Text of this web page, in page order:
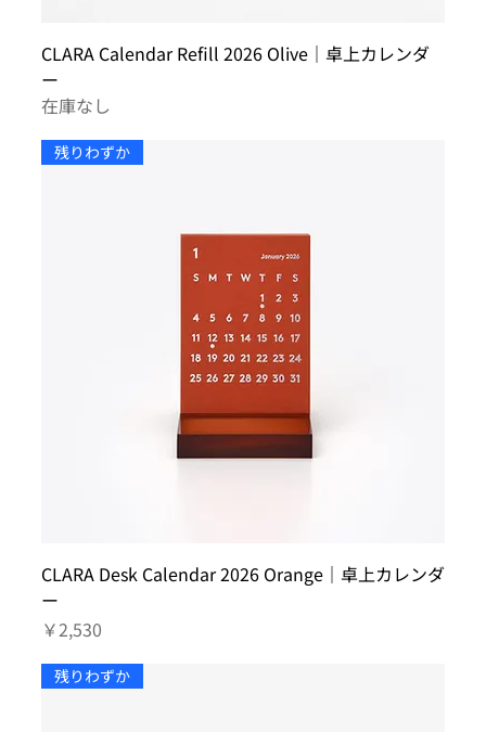
CLARA Calendar Refill 2026 Olive｜卓上カレンダ
ー
在庫なし
残りわずか
CLARA Desk Calendar 2026 Orange｜卓上カレンダ
ー
価格
￥2,530
残りわずか